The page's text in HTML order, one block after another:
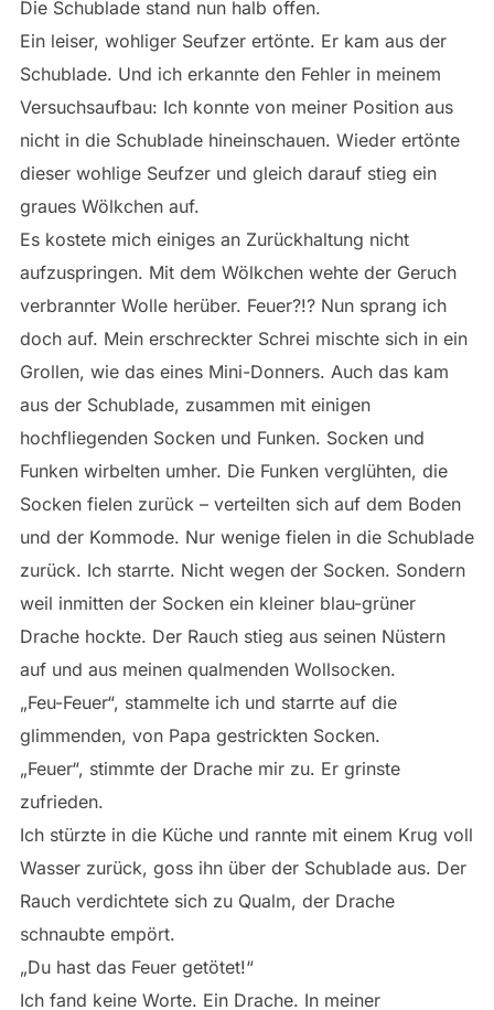
Die Schublade stand nun halb offen.
Ein leiser, wohliger Seufzer ertönte. Er kam aus der
Schublade. Und ich erkannte den Fehler in meinem
Versuchsaufbau: Ich konnte von meiner Position aus
nicht in die Schublade hineinschauen. Wieder ertönte
dieser wohlige Seufzer und gleich darauf stieg ein
graues Wölkchen auf.
Es kostete mich einiges an Zurückhaltung nicht
aufzuspringen. Mit dem Wölkchen wehte der Geruch
verbrannter Wolle herüber. Feuer?!? Nun sprang ich
doch auf. Mein erschreckter Schrei mischte sich in ein
Grollen, wie das eines Mini-Donners. Auch das kam
aus der Schublade, zusammen mit einigen
hochfliegenden Socken und Funken. Socken und
Funken wirbelten umher. Die Funken verglühten, die
Socken fielen zurück – verteilten sich auf dem Boden
und der Kommode. Nur wenige fielen in die Schublade
zurück. Ich starrte. Nicht wegen der Socken. Sondern
weil inmitten der Socken ein kleiner blau-grüner
Drache hockte. Der Rauch stieg aus seinen Nüstern
auf und aus meinen qualmenden Wollsocken.
„Feu-Feuer“, stammelte ich und starrte auf die
glimmenden, von Papa gestrickten Socken.
„Feuer“, stimmte der Drache mir zu. Er grinste
zufrieden.
Ich stürzte in die Küche und rannte mit einem Krug voll
Wasser zurück, goss ihn über der Schublade aus. Der
Rauch verdichtete sich zu Qualm, der Drache
schnaubte empört.
„Du hast das Feuer getötet!“
Ich fand keine Worte. Ein Drache. In meiner